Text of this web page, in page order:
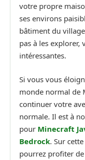
votre propre
ses environs
bâtiment du
pas à les explorer,
intéressantes.
Si vous vous
monde normal de
continuer votre
normale. Il est à
pour Minecraft
Bedrock. Sur
pourrez profiter de